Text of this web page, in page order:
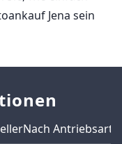
Jena sein
Nach Antriebsart